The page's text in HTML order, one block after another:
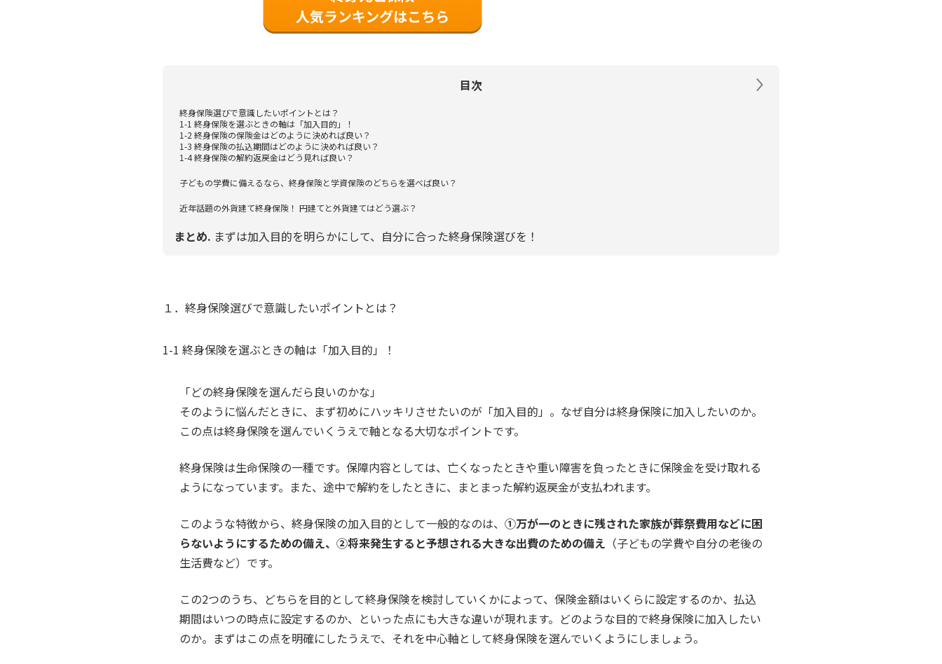
目次
終身保険選びで意識したいポイントとは？
1-1 終身保険を選ぶときの軸は「加入目的」！
1-2 終身保険の保険金はどのように決めれば良い？
1-3 終身保険の払込期間はどのように決めれば良い？
1-4 終身保険の解約返戻金はどう見れば良い？
子どもの学費に備えるなら、終身保険と学資保険のどちらを選べば良い？
近年話題の外貨建て終身保険！ 円建てと外貨建てはどう選ぶ？
まとめ. まずは加入目的を明らかにして、自分に合った終身保険選びを！
１．終身保険選びで意識したいポイントとは？
1-1 終身保険を選ぶときの軸は「加入目的」！
「どの終身保険を選んだら良いのかな」
そのように悩んだときに、まず初めにハッキリさせたいのが「加入目的」。なぜ自分は終身保険に加入したいのか。
この点は終身保険を選んでいくうえで軸となる大切なポイントです。
終身保険は生命保険の一種です。保障内容としては、亡くなったときや重い障害を負ったときに保険金を受け取れる
ようになっています。また、途中で解約をしたときに、まとまった解約返戻金が支払われます。
このような特徴から、終身保険の加入目的として一般的なのは、 ①万が一のときに残された家族が葬祭費用などに困
らないようにするための備え、②将来発生すると予想される大きな出費のための備え （子どもの学費や自分の老後の
生活費など）です。
この2つのうち、どちらを目的として終身保険を検討していくかによって、保険金額はいくらに設定するのか、払込
期間はいつの時点に設定するのか、といった点にも大きな違いが現れます。どのような目的で終身保険に加入したい
のか。まずはこの点を明確にしたうえで、それを中心軸として終身保険を選んでいくようにしましょう。